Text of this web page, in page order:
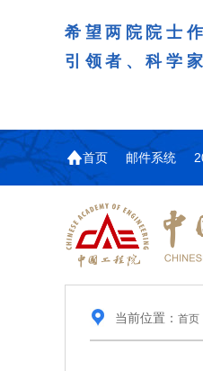
希望两院院士
引领者、科学
首页 邮件系统
当前位置： 首页